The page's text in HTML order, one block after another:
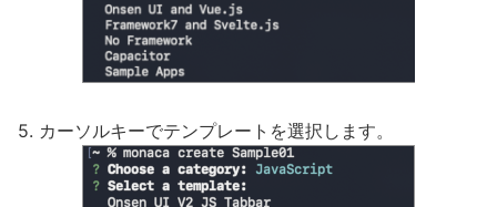
カーソルキーでテンプレートを選択します。